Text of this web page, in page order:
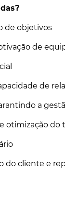
de objetivos
de
de
a
otimização do
do cliente e